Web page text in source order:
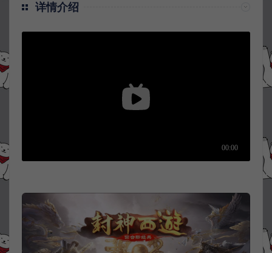
详情介绍